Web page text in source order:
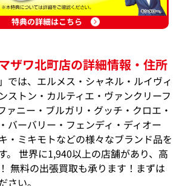
特典の詳細はこちら
ザワ北町店の詳細情報・住所
では、エルメス・シャネル・ルイヴィ
ストン・カルティエ・ヴァンクリーフ
ァニー・ブルガリ・グッチ・クロエ・
バーバリー・フェンディ・ディオー
・ミキモトなどの様々なブランド品を
。 世界に1,940以上の店舗があり、高
無料の出張買取も承ります！まずは
さい。